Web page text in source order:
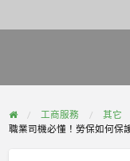
工商服務
其它
職業司機必懂！勞保如何保